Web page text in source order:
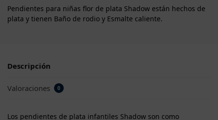
Pendientes para niñas flor de plata Shadow están hechos de
plata y tienen Baño de rodio y Esmalte caliente.
Descripción
Valoraciones 0
Los pendientes de plata infantiles Shadow son como